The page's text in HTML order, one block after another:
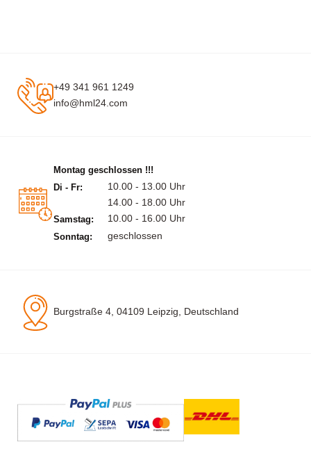
+49 341 961 1249
info@hml24.com
Montag geschlossen !!!
Di - Fr:
10.00 - 13.00 Uhr
14.00 - 18.00 Uhr
Samstag: 10.00 - 16.00 Uhr
Sonntag: geschlossen
Burgstraße 4, 04109 Leipzig, Deutschland